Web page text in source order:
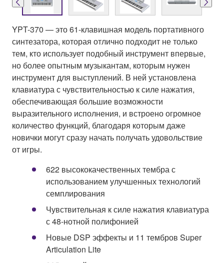
YPT-370 — это 61-клавишная модель портативного
синтезатора, которая отлично подходит не только
тем, кто использует подобный инструмент впервые,
но более опытным музыкантам, которым нужен
инструмент для выступлений. В ней установлена
клавиатура с чувствительностью к силе нажатия,
обеспечивающая большие возможности
выразительного исполнения, и встроено огромное
количество функций, благодаря которым даже
новички могут сразу начать получать удовольствие
от игры.
622 высококачественных тембра с
использованием улучшенных технологий
семплирования
Чувствительная к силе нажатия клавиатура
с 48-нотной полифонией
Новые DSP эффекты и 11 тембров Super
Articulation Lite